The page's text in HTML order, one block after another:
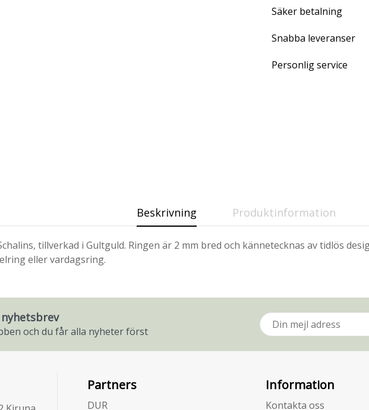
Säker betalning
Snabba leveranser
Personlig service
Beskrivning Produktinformation
tillverkad i Gultguld. Ringen är 2 mm bred och kännetecknas av tidlös
eller vardagsring.
och du får alla nyheter först
Partners
DUR
Information
Kontakta oss